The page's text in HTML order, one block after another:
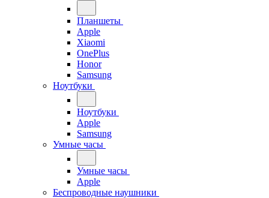
Планшеты
Apple
Xiaomi
OnePlus
Honor
Samsung
Ноутбуки
Ноутбуки
Apple
Samsung
Умные часы
Умные часы
Apple
Беспроводные наушники